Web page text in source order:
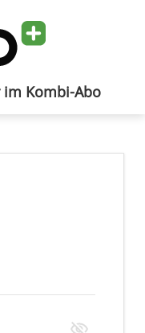
im Kombi-Abo